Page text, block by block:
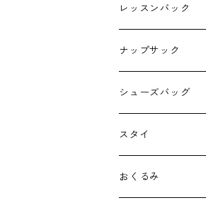
レッスンバック
ナップサック
シューズバッグ
スタイ
おくるみ